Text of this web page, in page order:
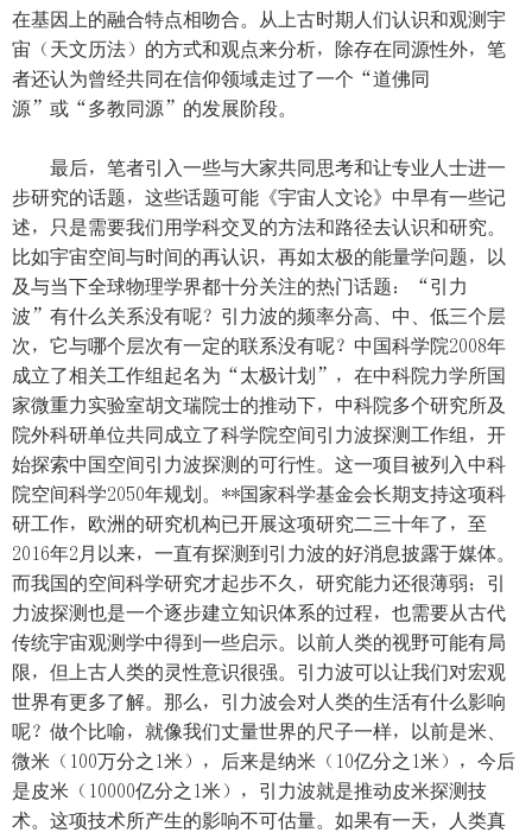
在基因上的融合特点相吻合。从上古时期人们认识和观测宇
宙（天文历法）的方式和观点来分析，除存在同源性外，笔
者还认为曾经共同在信仰领域走过了一个“道佛同
源”或“多教同源”的发展阶段。
最后，笔者引入一些与大家共同思考和让专业人士进一
步研究的话题，这些话题可能《宇宙人文论》中早有一些记
述，只是需要我们用学科交叉的方法和路径去认识和研究。
比如宇宙空间与时间的再认识，再如太极的能量学问题，以
及与当下全球物理学界都十分关注的热门话题：“引力
波”有什么关系没有呢？引力波的频率分高、中、低三个层
次，它与哪个层次有一定的联系没有呢？中国科学院2008年
成立了相关工作组起名为“太极计划”，在中科院力学所国
家微重力实验室胡文瑞院士的推动下，中科院多个研究所及
院外科研单位共同成立了科学院空间引力波探测工作组，开
始探索中国空间引力波探测的可行性。这一项目被列入中科
院空间科学2050年规划。**国家科学基金会长期支持这项科
研工作，欧洲的研究机构已开展这项研究二三十年了，至
2016年2月以来，一直有探测到引力波的好消息披露于媒体。
而我国的空间科学研究才起步不久，研究能力还很薄弱；引
力波探测也是一个逐步建立知识体系的过程，也需要从古代
传统宇宙观测学中得到一些启示。以前人类的视野可能有局
限，但上古人类的灵性意识很强。引力波可以让我们对宏观
世界有更多了解。那么，引力波会对人类的生活有什么影响
呢？做个比喻，就像我们丈量世界的尺子一样，以前是米、
微米（100万分之1米），后来是纳米（10亿分之1米），今后
是皮米（10000亿分之1米），引力波就是推动皮米探测技
术。这项技术所产生的影响不可估量。如果有一天，人类真